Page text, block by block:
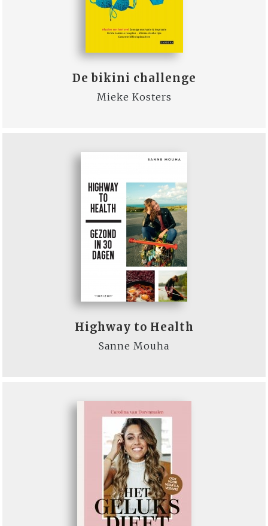
De bikini challenge
Mieke Kosters
Highway to Health
Sanne Mouha